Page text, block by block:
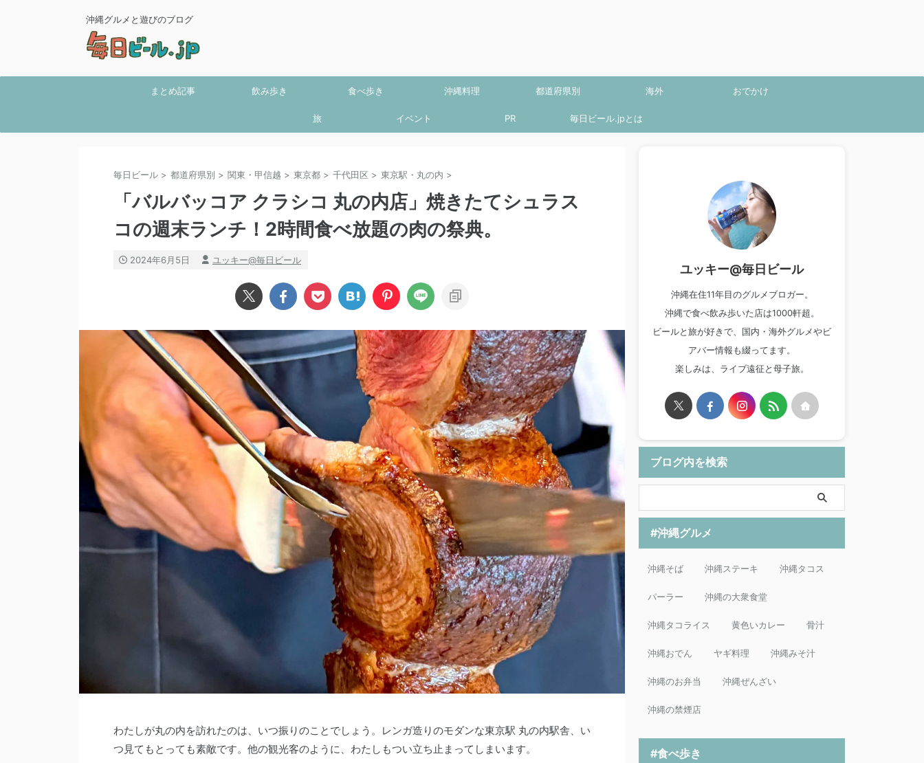
沖縄グルメと遊びのブログ
まとめ記事 飲み歩き 食べ歩き 沖縄料理 都道府県別 海外 おでかけ
旅 イベント PR 毎日ビール.jpとは
毎日ビール > 都道府県別 > 関東・甲信越 > 東京都 > 千代田区 > 東京駅・丸の内 >
「バルバッコア クラシコ 丸の内店」焼きたてシュラス
コの週末ランチ！2時間食べ放題の肉の祭典。
2024年6月5日 ユッキー@毎日ビール
わたしが丸の内を訪れたのは、いつ振りのことでしょう。レンガ造りのモダンな東京駅 丸の内駅舎、い
つ見てもとっても素敵です。他の観光客のように、わたしもつい立ち止まってしまいます。
ユッキー@毎日ビール
沖縄在住11年目のグルメブロガー。
沖縄で食べ飲み歩いた店は1000軒超。
ビールと旅が好きで、国内・海外グルメやビ
アバー情報も綴ってます。
楽しみは、ライブ遠征と母子旅。
ブログ内を検索
#沖縄グルメ
沖縄そば 沖縄ステーキ 沖縄タコス
パーラー 沖縄の大衆食堂
沖縄タコライス 黄色いカレー 骨汁
沖縄おでん ヤギ料理 沖縄みそ汁
沖縄のお弁当 沖縄ぜんざい
沖縄の禁煙店
#食べ歩き